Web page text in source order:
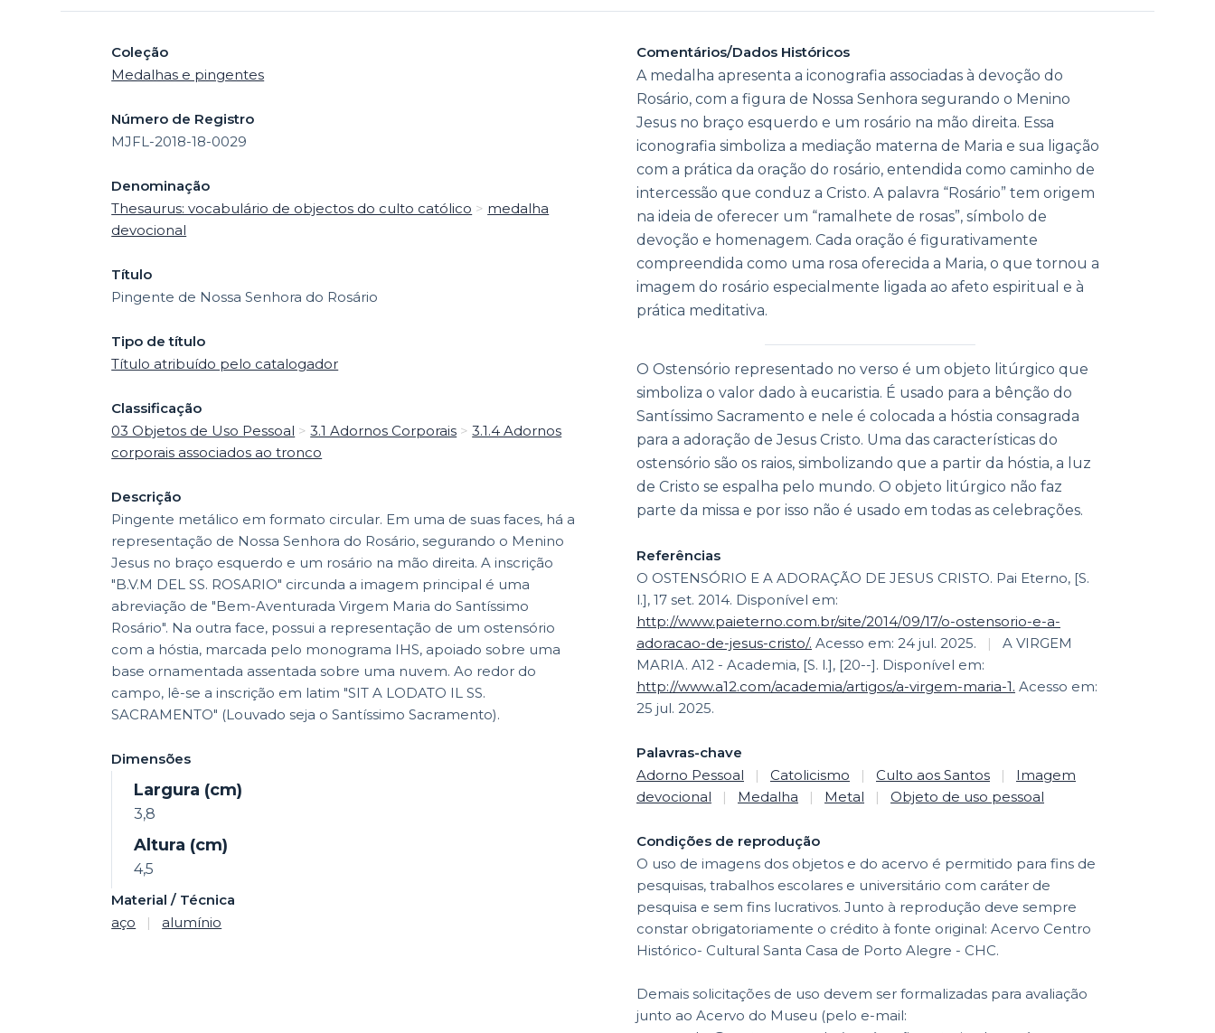
Coleção
Medalhas e pingentes
Número de Registro
MJFL-2018-18-0029
Denominação
Thesaurus: vocabulário de objectos do culto católico > medalha
devocional
Título
Pingente de Nossa Senhora do Rosário
Tipo de título
Título atribuído pelo catalogador
Classificação
03 Objetos de Uso Pessoal >3.1 Adornos Corporais >3.1.4 Adornos
corporais associados ao tronco
Descrição
Pingente metálico em formato circular. Em uma de suas faces, há a
representação de Nossa Senhora do Rosário, segurando o Menino
Jesus no braço esquerdo e um rosário na mão direita. A inscrição
"B.V.M DEL SS. ROSARIO" circunda a imagem principal é uma
abreviação de "Bem-Aventurada Virgem Maria do Santíssimo
Rosário". Na outra face, possui a representação de um ostensório
com a hóstia, marcada pelo monograma IHS, apoiado sobre uma
base ornamentada assentada sobre uma nuvem. Ao redor do
campo, lê-se a inscrição em latim "SIT A LODATO IL SS.
SACRAMENTO" (Louvado seja o Santíssimo Sacramento).
Dimensões
Largura (cm)
3,8
Altura (cm)
4,5
Material / Técnica
aço
| alumínio
Comentários/Dados Históricos
A medalha apresenta a iconografia associadas à devoção do
Rosário, com a figura de Nossa Senhora segurando o Menino
Jesus no braço esquerdo e um rosário na mão direita. Essa
iconografia simboliza a mediação materna de Maria e sua ligação
com a prática da oração do rosário, entendida como caminho de
intercessão que conduz a Cristo. A palavra “Rosário” tem origem
na ideia de oferecer um “ramalhete de rosas”, símbolo de
devoção e homenagem. Cada oração é figurativamente
compreendida como uma rosa oferecida a Maria, o que tornou a
imagem do rosário especialmente ligada ao afeto espiritual e à
prática meditativa.
O Ostensório representado no verso é um objeto litúrgico que
simboliza o valor dado à eucaristia. É usado para a bênção do
Santíssimo Sacramento e nele é colocada a hóstia consagrada
para a adoração de Jesus Cristo. Uma das características do
ostensório são os raios, simbolizando que a partir da hóstia, a luz
de Cristo se espalha pelo mundo. O objeto litúrgico não faz
parte da missa e por isso não é usado em todas as celebrações.
Referências
O OSTENSÓRIO E A ADORAÇÃO DE JESUS CRISTO. Pai Eterno, [S.
l.], 17 set. 2014. Disponível em:
http://www.paieterno.com.br/site/2014/09/17/o-ostensorio-e-a-
adoracao-de-jesus-cristo/. Acesso em: 24 jul. 2025. |
A VIRGEM
MARIA. A12 - Academia, [S. l.], [20--]. Disponível em:
http://www.a12.com/academia/artigos/a-virgem-maria-1. Acesso em:
25 jul. 2025.
Palavras-chave
Adorno Pessoal
| Catolicismo | Culto aos Santos |
Imagem
devocional
| Medalha | Metal | Objeto de uso pessoal
Condições de reprodução
O uso de imagens dos objetos e do acervo é permitido para fins de
pesquisas, trabalhos escolares e universitário com caráter de
pesquisa e sem fins lucrativos. Junto à reprodução deve sempre
constar obrigatoriamente o crédito à fonte original: Acervo Centro
Histórico- Cultural Santa Casa de Porto Alegre - CHC.
Demais solicitações de uso devem ser formalizadas para avaliação
junto ao Acervo do Museu (pelo e-mail: